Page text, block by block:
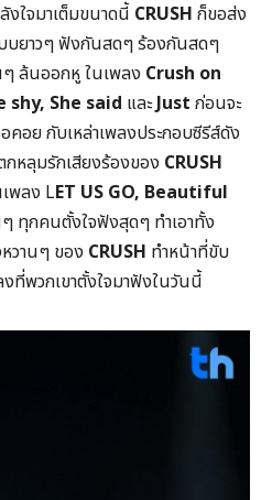
ใจมาเต็มขนาดนี้ CRUSH ก็ขอส่ง
บยาวๆ ฟังกันสดๆ ร้องกันสดๆ
ล้นออกหู ในเพลง Crush on
She said และJust ก่อนจะ
อย กับเหล่าเพลงประกอบซีรีส์ดัง
หลุมรักเสียงร้องของ CRUSH
พลง LET US GO, Beautiful
ทุกคนตั้งใจฟังสุดๆ ทำเอาทั้ง
วานๆ ของ CRUSH ทำหน้าที่ขับ
ที่พวกเขาตั้งใจมาฟังในวันนี้